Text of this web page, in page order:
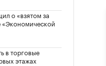
о «взятом за
«Экономической
в торговые
этажах